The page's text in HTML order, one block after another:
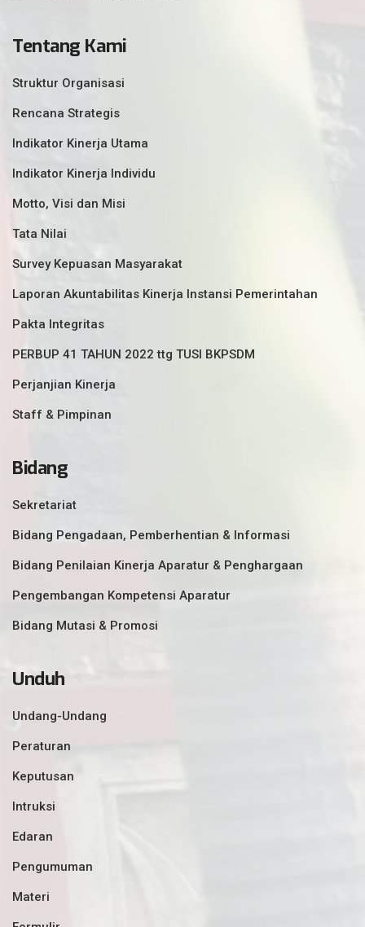
Tentang Kami
Struktur Organisasi
Rencana Strategis
Indikator Kinerja Utama
Indikator Kinerja Individu
Motto, Visi dan Misi
Tata Nilai
Survey Kepuasan Masyarakat
Laporan Akuntabilitas Kinerja Instansi Pemerintahan
Pakta Integritas
PERBUP 41 TAHUN 2022 ttg TUSI BKPSDM
Perjanjian Kinerja
Staff & Pimpinan
Bidang
Sekretariat
Bidang Pengadaan, Pemberhentian & Informasi
Bidang Penilaian Kinerja Aparatur & Penghargaan
Pengembangan Kompetensi Aparatur
Bidang Mutasi & Promosi
Unduh
Undang-Undang
Peraturan
Keputusan
Intruksi
Edaran
Pengumuman
Materi